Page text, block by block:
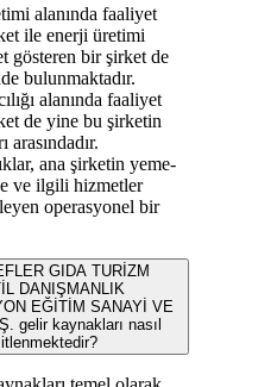
alanında faaliyet
ile enerji üretimi
gösteren bir şirket de
bulunmaktadır.
alanında faaliyet
de yine bu şirketin
arasındadır.
ana şirketin yeme-
ve ilgili hizmetler
operasyonel bir
GIDA TURİZM
DANIŞMANLIK
EĞİTİM SANAYİ VE
gelir kaynakları nasıl